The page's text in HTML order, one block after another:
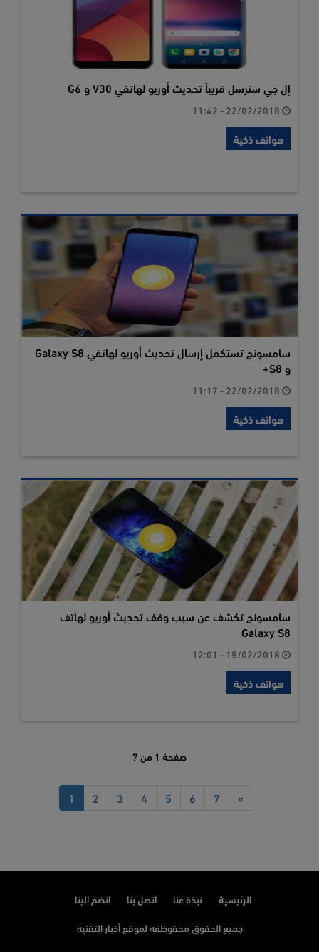
إل جي سترسل قريباً تحديث أوريو لهاتفي V30 و G6
هواتف ذكية
سامسونج تستكمل إرسال تحديث أوريو لهاتفي Galaxy S8
و S8+
هواتف ذكية
سامسونج تكشف عن سبب وقف تحديث أوريو لهاتف
Galaxy S8
هواتف ذكية
صفحة 1 من 7
1 2 3 4 5 6 7 »
الرئيسية نبذة عنا اتصل بنا
انضم الينا
جميع الحقوق محفوظفه لموقع أخبار التقنيه